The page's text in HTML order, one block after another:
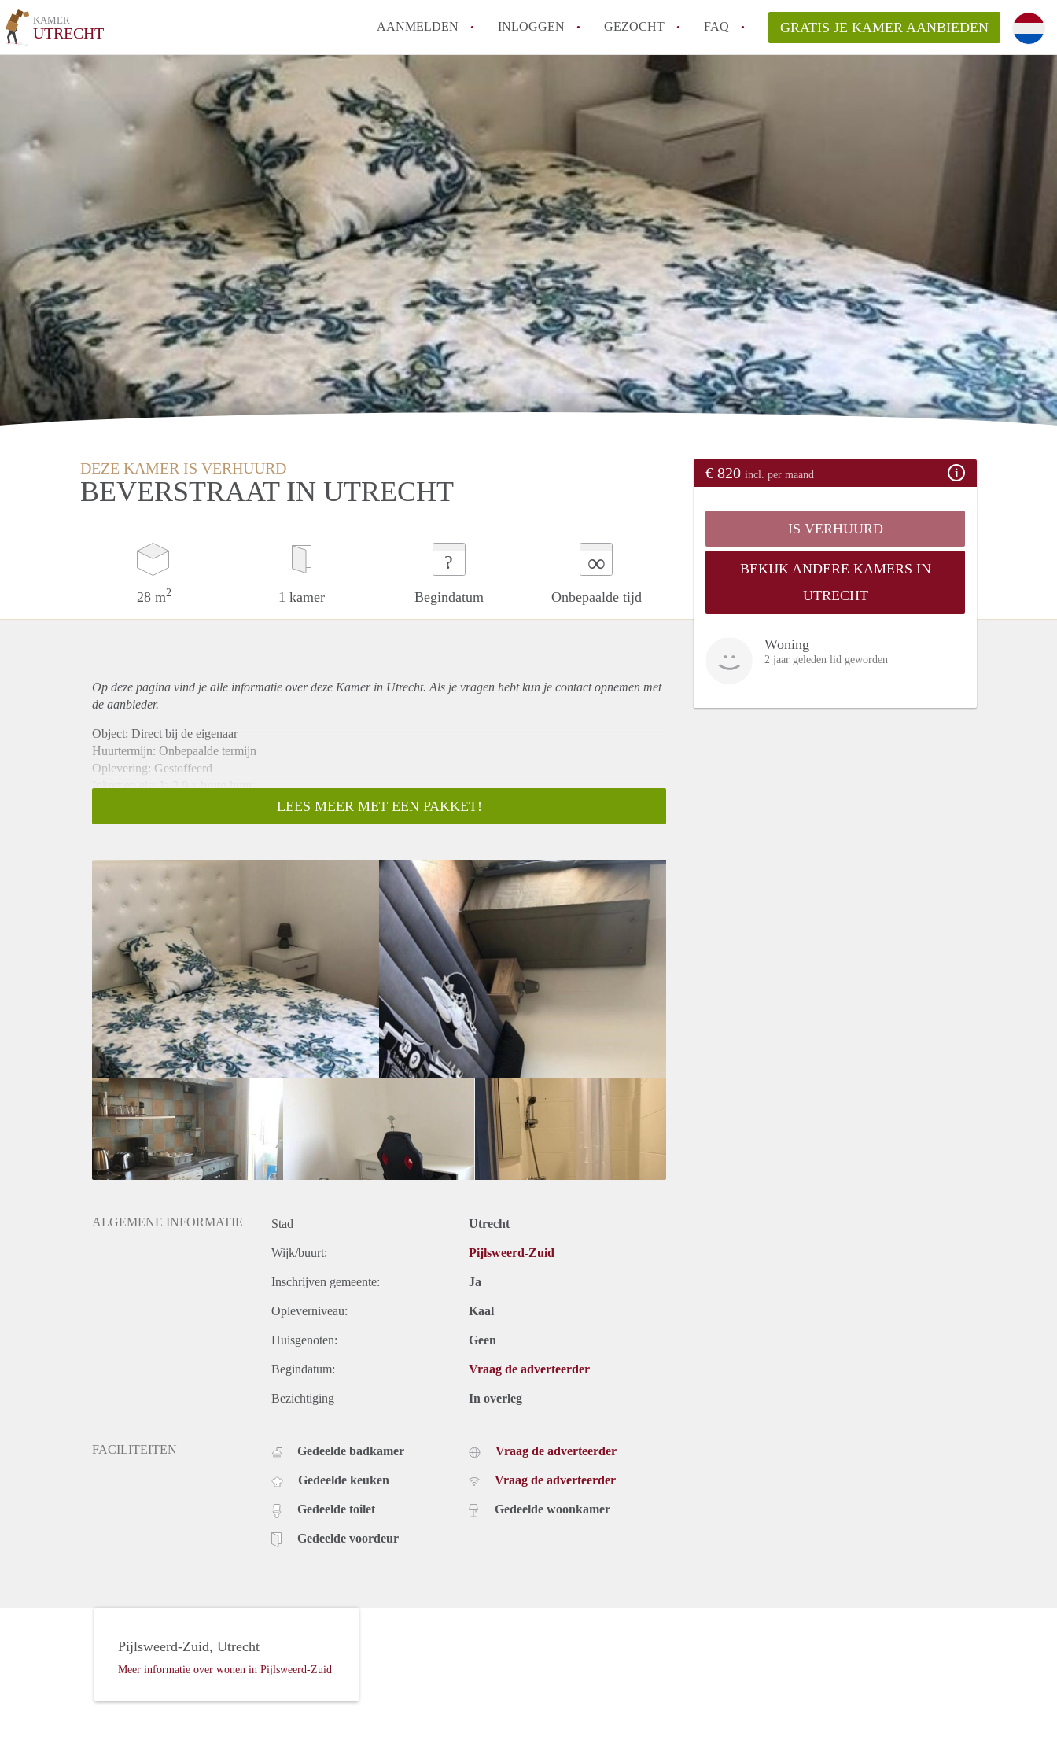
KAMER
UTRECHT AANMELDEN INLOGGEN GEZOCHT FAQ
Hoe vind ik snel een kamer in Utrecht?
Hoe moeilijk is het om een kamer te vinden in Utrecht?
Tips: om in Utrecht een kamer te vinden!
How to translate KamersUtrecht!
Alle veelgestelde vragen
GRATIS JE KAMER AANBIEDEN
DEZE KAMER IS VERHUURD
BEVERSTRAAT IN UTRECHT
28 m2 1 kamer
?
Begindatum
∞
Onbepaalde tijd
€ 820 incl. per maand
IS VERHUURD
BEKIJK ANDERE KAMERS IN
UTRECHT
Woning
2 jaar geleden lid geworden
Op deze pagina vind je alle informatie over deze Kamer in Utrecht. Als je vragen hebt kun je contact opnemen met
de aanbieder.
Object: Direct bij de eigenaar
Huurtermijn: Onbepaalde termijn
Oplevering: Gestoffeerd
Inkomen eis: Ja 2,9 x bruto huur
Borg: 1 maand
Gedeelde keuken: Nee
Gedeelde Douche: Nee
Gedeelde woonkamer: Nee
Huisgenoten: Nee
Geslacht huisgenoten: N.v.t.
LEES MEER MET EEN PAKKET!
ALGEMENE INFORMATIE Stad Utrecht
Wijk/buurt: Pijlsweerd-Zuid
Inschrijven gemeente: Ja
Opleverniveau: Kaal
Huisgenoten: Geen
Begindatum: Vraag de adverteerder
Bezichtiging In overleg
FACILITEITEN Gedeelde badkamer
Gedeelde keuken
Gedeelde toilet
Gedeelde voordeur
Vraag de adverteerder
Vraag de adverteerder
Gedeelde woonkamer
Pijlsweerd-Zuid, Utrecht
Meer informatie over wonen in Pijlsweerd-Zuid